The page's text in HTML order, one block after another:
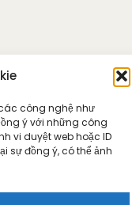
công nghệ như
ý với những công
vi duyệt web hoặc ID
sự đồng ý, có thể ảnh